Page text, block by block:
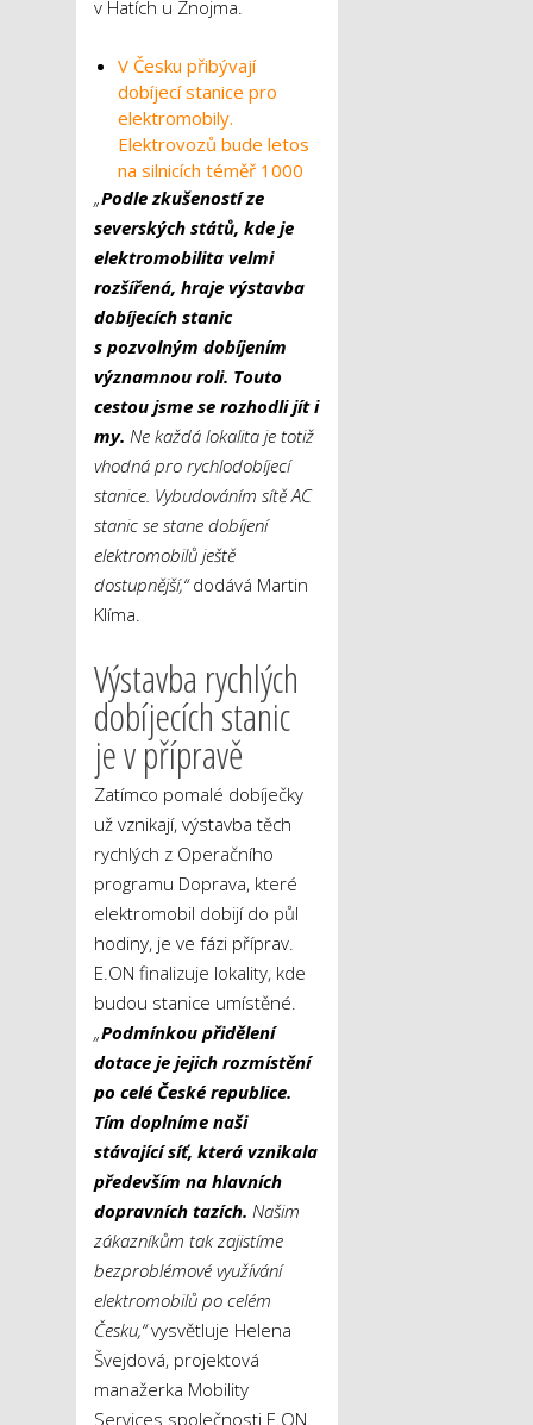
v Hatích u Znojma.
V Česku přibývají
dobíjecí stanice pro
elektromobily.
Elektrovozů bude letos
na silnicích téměř 1000
„Podle zkušeností ze
severských států, kde je
elektromobilita velmi
rozšířená, hraje výstavba
dobíjecích stanic
s pozvolným dobíjením
významnou roli. Touto
cestou jsme se rozhodli jít i
my. Ne každá lokalita je totiž
vhodná pro rychlodobíjecí
stanice. Vybudováním sítě AC
stanic se stane dobíjení
elektromobilů ještě
dostupnější,“dodává Martin
Klíma.
Výstavba rychlých
dobíjecích stanic
je v přípravě
Zatímco pomalé dobíječky
už vznikají, výstavba těch
rychlých z Operačního
programu Doprava, které
elektromobil dobijí do půl
hodiny, je ve fázi příprav.
E.ON finalizuje lokality, kde
budou stanice umístěné.
„Podmínkou přidělení
dotace je jejich rozmístění
po celé České republice.
Tím doplníme naši
stávající síť, která vznikala
především na hlavních
dopravních tazích. Našim
zákazníkům tak zajistíme
bezproblémové využívání
elektromobilů po celém
Česku,“vysvětluje Helena
Švejdová, projektová
manažerka Mobility
Services společnosti E.ON.